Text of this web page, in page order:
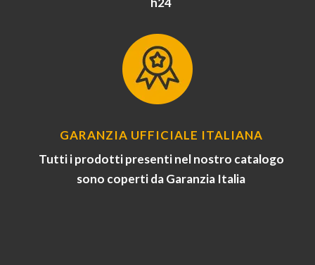
GARANZIA UFFICIALE ITALIANA
Tutti i prodotti presenti nel nostro catalogo
sono coperti da Garanzia Italia